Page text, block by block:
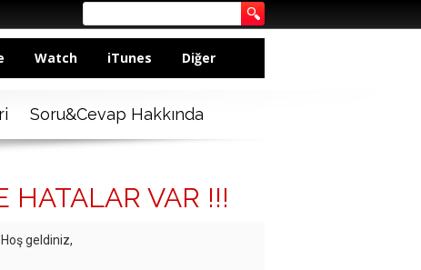
Watch iTunes Diğer
Soru&Cevap Hakkında
HATALAR VAR !!!
Hoş geldiniz,